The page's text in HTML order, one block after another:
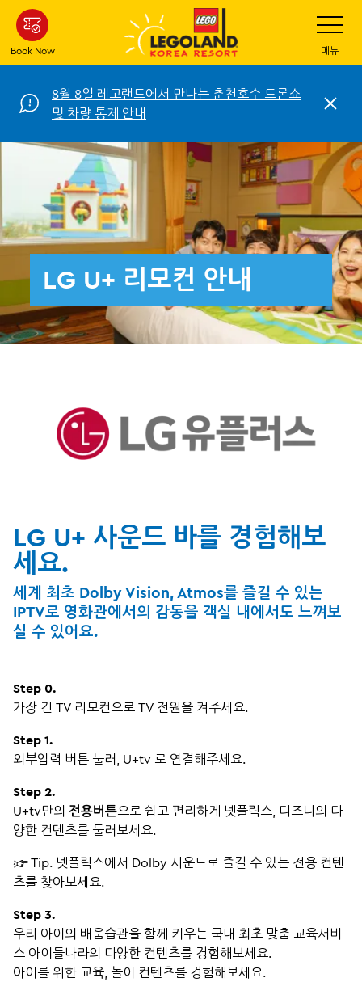
Skip
main
content
Book Now
Toggle
메뉴
8월 8일 레고랜드에서 만나는 춘천호수 드론쇼
및 차량 통제 안내
C
o
s
e
LG U+ 리모컨 안내
LG U+ 사운드 바를 경험해보
세요.
세계 최초 Dolby Vision, Atmos를 즐길 수 있는
IPTV로 영화관에서의 감동을 객실 내에서도 느껴보
실 수 있어요.
Step 0.
가장 긴 TV 리모컨으로 TV 전원을 켜주세요.
Step 1.
외부입력 버튼 눌러, U+tv 로 연결해주세요.
Step 2.
U+tv만의 전용버튼으로 쉽고 편리하게 넷플릭스, 디즈니의 다
양한 컨텐츠를 둘러보세요.
☞ Tip. 넷플릭스에서 Dolby 사운드로 즐길 수 있는 전용 컨텐
츠를 찾아보세요.
Step 3.
우리 아이의 배움습관을 함께 키우는 국내 최초 맞춤 교육서비
스 아이들나라의 다양한 컨텐츠를 경험해보세요.
아이를 위한 교육, 놀이 컨텐츠를 경험해보세요.